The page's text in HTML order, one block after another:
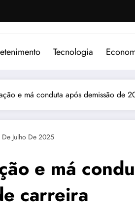
Tecnologia
e má conduta após demissão de
De Julho De 2025
e má
carreira